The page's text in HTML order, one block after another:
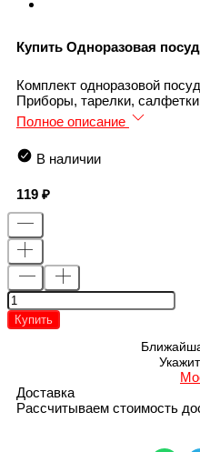
Купить Одноразовая
Комплект одноразовой
Приборы, тарелки,
Полное описание
В наличии
119
Купить
Доставка
Рассчитываем стоимость